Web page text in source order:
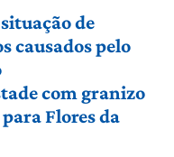
de
causados pelo
com granizo
Flores da